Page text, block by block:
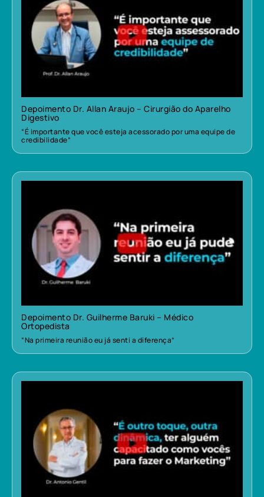
Depoimento Dr. Allan Araujo – Cirurgião do Aparelho
Digestivo
“É importante que você esteja acessorado por uma equipe de
credibilidade”
Depoimento Dr. Guilherme Baruki – Médico
Ortopedista
“Na primeira reunião eu já senti a diferença”